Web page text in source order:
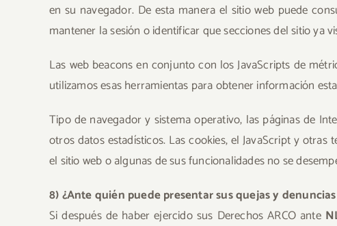
en su navegador. De esta manera el sitio web puede
mantener la sesión o identificar que secciones del sitio ya
Las web beacons en conjunto con los JavaScripts de
utilizamos esas herramientas para obtener información
Tipo de navegador y sistema operativo, las páginas de
otros datos estadísticos. Las cookies, el JavaScript y
el sitio web o algunas de sus funcionalidades no se
8) ¿Ante quién puede presentar sus quejas y
Si después de haber ejercido sus Derechos ARCO ante